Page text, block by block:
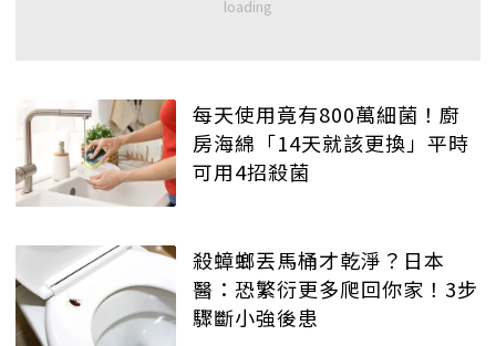
每天使用竟有800萬細菌！廚
房海綿「14天就該更換」平時
可用4招殺菌
殺蟑螂丟馬桶才乾淨？日本
醫：恐繁衍更多爬回你家！3步
驟斷小強後患